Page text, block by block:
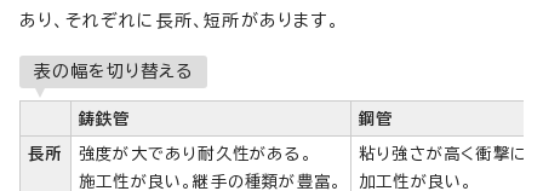
あり、それぞれに長所、短所があります。
表の幅を切り替える
鋳鉄管 鋼管
長所
強度が大であり耐久性がある。
施工性が良い。継手の種類が豊富。
粘り強さが高く衝撃に強
加工性が良い。